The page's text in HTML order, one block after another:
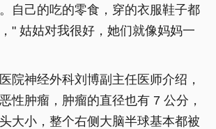
自己的吃的零食，穿的衣服鞋子都
" 姑姑对我很好，她们就像妈妈一
院神经外科刘博副主任医师介绍，
性肿瘤，肿瘤的直径也有 7 公分，
大小，整个右侧大脑半球基本都被